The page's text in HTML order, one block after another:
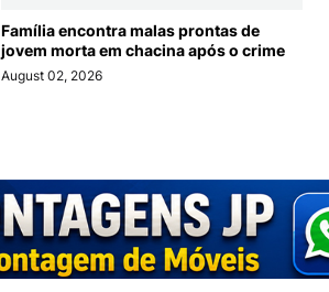
Família encontra malas prontas de
jovem morta em chacina após o crime
August 02, 2026